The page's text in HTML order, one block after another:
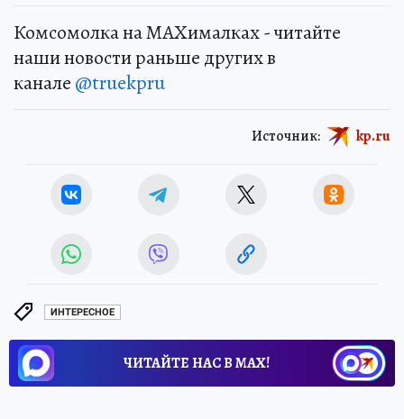
Комсомолка на MAXималках - читайте
наши новости раньше других в
канале @truekpru
Источник: kp.ru
ИНТЕРЕСНОЕ
ЧИТАЙТЕ НАС В МАХ!